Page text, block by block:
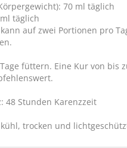
70 ml täglich
täglich
auf zwei Portionen pro
füttern. Eine Kur von bis
48 Stunden Karenzzeit
trocken und